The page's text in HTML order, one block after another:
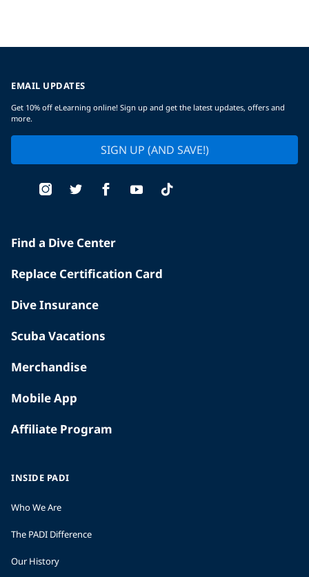
EMAIL UPDATES
Get 10% off eLearning online! Sign up and get the latest updates, offers and
more.
SIGN UP (AND SAVE!)
Find a Dive Center
Replace Certification Card
Dive Insurance
Scuba Vacations
Merchandise
Mobile App
Affiliate Program
INSIDE PADI
Who We Are
The PADI Difference
Our History